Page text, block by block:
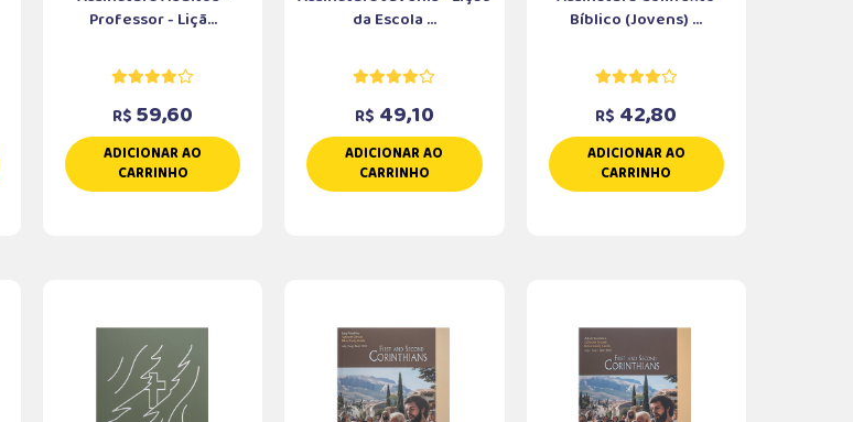
Professor - Liçã...
R$ 59,60
ADICIONAR AO
CARRINHO
da Escola ...
R$ 49,10
ADICIONAR AO
CARRINHO
Bíblico (Jovens) ...
R$ 42,80
ADICIONAR AO
CARRINHO